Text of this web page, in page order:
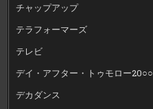
チャップアップ
テラフォーマーズ
テレビ
デイ・アフター・トゥモロー20○○
デカダンス